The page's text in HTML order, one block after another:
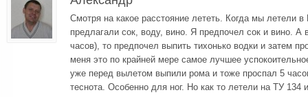
Смотря на какое расстояние лететь. Когда мы летели
предлагали сок, воду, вино. Я предпочел сок и вино. А
часов), то предпочел выпить тихонько водки и затем
меня это по крайней мере самое лучшее
уже перед вылетом выпили рома и тоже проспал 5
теснота. Особенно для ног. Но как то летели на ТУ 134